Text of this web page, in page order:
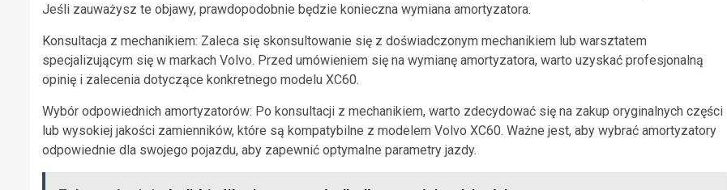
Jeśli zauważysz te objawy, prawdopodobnie będzie konieczna wymiana amortyzatora.
Konsultacja z mechanikiem: Zaleca się skonsultowanie się z doświadczonym mechanikiem lub warsztatem
specjalizującym się w markach Volvo. Przed umówieniem się na wymianę amortyzatora, warto uzyskać profesjonalną
opinię i zalecenia dotyczące konkretnego modelu XC60.
Wybór odpowiednich amortyzatorów: Po konsultacji z mechanikiem, warto zdecydować się na zakup oryginalnych części
lub wysokiej jakości zamienników, które są kompatybilne z modelem Volvo XC60. Ważne jest, aby wybrać amortyzatory
odpowiednie dla swojego pojazdu, aby zapewnić optymalne parametry jazdy.